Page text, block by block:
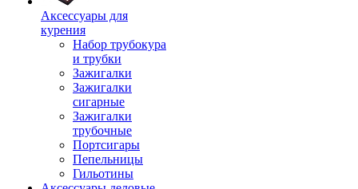
Аксессуары для
курения
Набор трубокура
и трубки
Зажигалки
Зажигалки
сигарные
Зажигалки
трубочные
Портсигары
Пепельницы
Гильотины